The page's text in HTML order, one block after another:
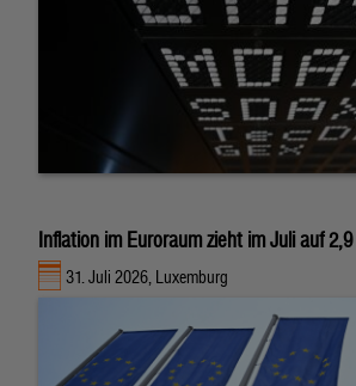
Inflation im Euroraum zieht im Juli auf
31. Juli 2026, Luxemburg